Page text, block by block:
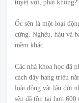
tuyệt vời, phải không?"
Ốc sên là một loại
cứng. Nghêu, hàu và
mềm khác.
Các nhà khoa học đã
cách đây hàng triệu
loài động vật lâu đời
sên đã tồn tại hơn 600